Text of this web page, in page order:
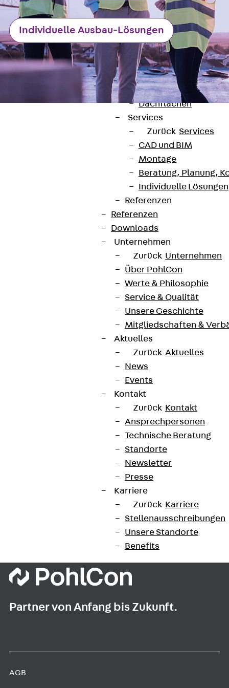
Anwendungsgebiete
Zurück
Industrieanlagen
Bodengeführte
Rechenzentrum
Tunnel
Funktionserhalt
Dachflächen
Services
Zurück Services
CAD und BIM
Montage
Beratung, Planung,
Individuelle Lösungen
Referenzen
Referenzen
Downloads
Unternehmen
Zurück Unternehmen
Über PohlCon
Werte & Philosophie
Service & Qualität
Unsere Geschichte
Mitgliedschaften &
Aktuelles
Zurück Aktuelles
News
Events
Kontakt
Zurück Kontakt
Ansprechpersonen
Technische Beratung
Standorte
Newsletter
Presse
Karriere
Zurück Karriere
Stellenausschreibungen
Unsere Standorte
Benefits
Individuelle Ausbau-Lösungen
Wir informieren regelmäßig zu
Produktneuheiten, Referenzen und aktuellen
Partner von Anfang bis Zukunft.
AGB